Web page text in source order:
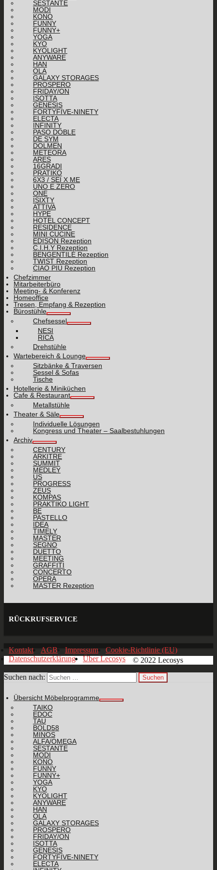
SESTANTE
MODI
KONO
FUNNY
FUNNY+
YOGA
KYO
KYOLIGHT
ANYWARE
HAN
OLA
GALAXY STORAGES
PROSPERO
FRIDAY/ON
ISOTTA
GENESIS
FORTYFIVE-NINETY
ELECTA
INFINITY
PASO DOBLE
DE SYM
DOLMEN
METEORA
ARES
16GRADI
PRATIKO
6X3 / SEI X ME
UNO E ZERO
ONE
ISIXTY
ATTIVA
HYPE
HOTEL CONCEPT
RESIDENCE
MINI CUCINE
EDISON Rezeption
C.I.H.Y Rezeption
BENGENTILE Rezeption
TWIST Rezeption
CIAO PIÙ Rezeption
Chefzimmer
Mitarbeiterbüro
Meeting- & Konferenz
Homeoffice
Tresen, Empfang & Rezeption
Bürostühle
Chefsessel
NESI
RICA
Drehstühle
Wartebereich & Lounge
Sitzbänke & Traversen
Sessel & Sofas
Tische
Hotellerie & Miniküchen
Cafe & Restaurant
Metallstühle
Theater & Säle
Individuelle Lösungen
Kongress und Theater – Saalbestuhlungen
Archiv
CENTURY
ARKITRE
SUMMIT
MEDLEY
US
PROGRESS
ZEUS
KOMPAS
PRAKTIKO LIGHT
BE
PASTELLO
IDEA
TIMELY
MASTER
SEGNO
DUETTO
MEETING
GRAFFITI
CONCERTO
OPERA
MASTER Rezeption
RÜCKRUFSERVICE
Kontakt AGB Impressum
Cookie-Richtlinie (EU)
Datenschutzerklärung
Über Lecosys © 2022 Lecosys
Suchen nach:
Übersicht Möbelprogramme
TAIKO
EDOC
TAU
BOLD58
MINOS
ALFA/OMEGA
SESTANTE
MODI
KONO
FUNNY
FUNNY+
YOGA
KYO
KYOLIGHT
ANYWARE
HAN
OLA
GALAXY STORAGES
PROSPERO
FRIDAY/ON
ISOTTA
GENESIS
FORTYFIVE-NINETY
ELECTA